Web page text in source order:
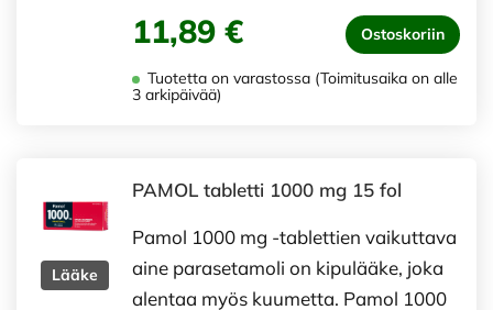
11,89 € Ostoskoriin
Tuotetta on varastossa (Toimitusaika on alle
3 arkipäivää)
Lääke
PAMOL tabletti 1000 mg 15 fol
Pamol 1000 mg -tablettien vaikuttava
aine parasetamoli on kipulääke, joka
alentaa myös kuumetta. Pamol 1000